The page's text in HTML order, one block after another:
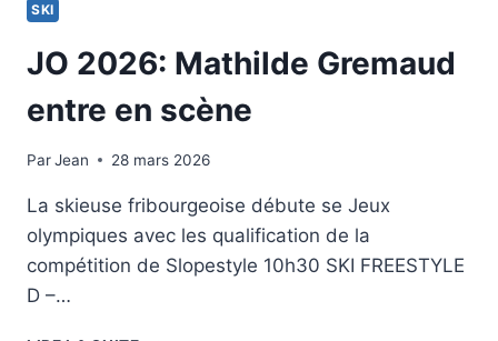
SKI
JO 2026: Mathilde Gremaud
entre en scène
ParJean
7 février 202628 mars 2026
La skieuse fribourgeoise débute se Jeux
olympiques avec les qualification de la
compétition de Slopestyle 10h30 SKI FREESTYLE
D –…